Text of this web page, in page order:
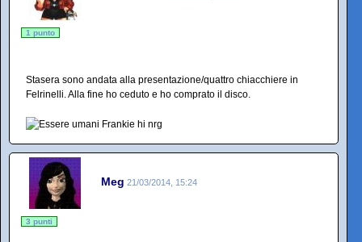
1 punto
Stasera sono andata alla presentazione/quattro chiacchiere in
Felrinelli. Alla fine ho ceduto e ho comprato il disco.
Meg 21/03/2014, 15:24
3 punti